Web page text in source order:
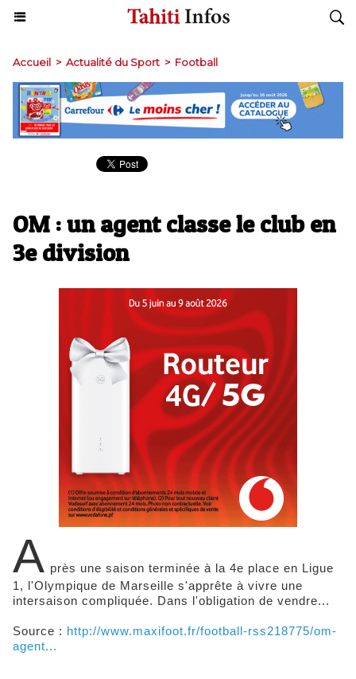
Accueil > Actualité du Sport > Football
OM : un agent classe le club en
3e division
A près une saison terminée à la 4e place en Ligue
1, l'Olympique de Marseille s'apprête à vivre une
intersaison compliquée. Dans l'obligation de vendre...
Source : http://www.maxifoot.fr/football-rss218775/om-
agent...